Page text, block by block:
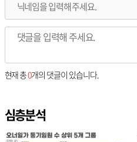
현재 총0개의 댓글이 있습니다.
심층분석